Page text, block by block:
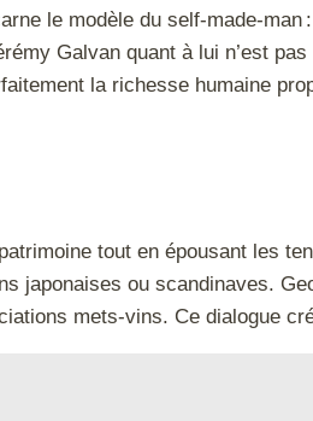
le modèle du self-made-
Galvan quant à lui n’est
la richesse humaine
tout en épousant les
japonaises ou scandinaves.
mets-vins. Ce dialogue